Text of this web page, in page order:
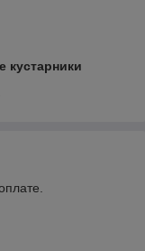
кустарники